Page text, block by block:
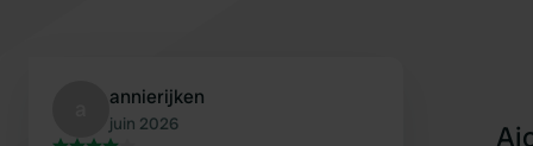
annierijken
juin 2026